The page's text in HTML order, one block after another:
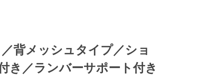
背メッシュタイプ／ショ
き／ランバーサポート付き